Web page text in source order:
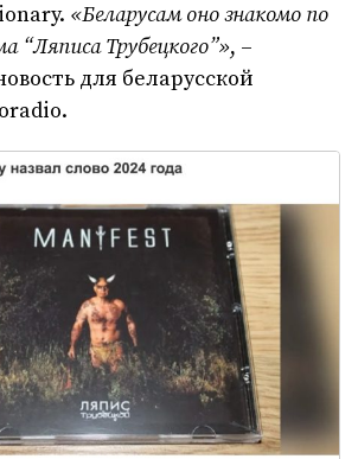
«Беларусам оно знакомо по
“Ляписа Трубецкого”», –
для беларусской